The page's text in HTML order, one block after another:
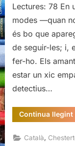
Lectures: 78 En
modes —quan
és bo que
de seguir-les; i,
fer-ho. Els
estar un xic
detectius…
Continua llegint
Català,